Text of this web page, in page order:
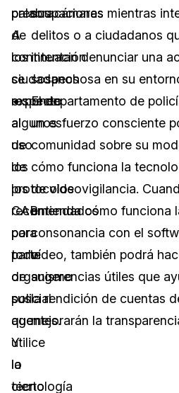
preocupaciones
de
los
ciudadanos
respecto
al
uso
de
los
CAB
por
parte
de
sus
agentes.
Y
lo
cierto
palabra.
A
continuación
se
exponen
algunos
de
los
protocolos
recomendados
para
todo
organismo
policial
que
utilice
la
tecnología
sus cámaras mientras
delitos o a ciudadanos
intentan denunciar una
sospechosa en su
El departamento de
un esfuerzo consciente
comunidad sobre su
cómo funciona la
de videovigilancia.
entienda cómo funciona
consonancia con el
vídeo, también podrá
sugerencias útiles que
la rendición de cuentas
mejorarán la